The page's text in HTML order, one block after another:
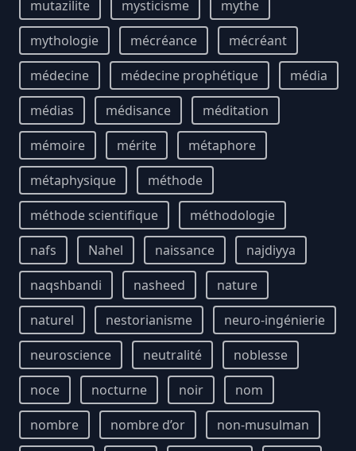
mutazilite
mysticisme
mythe
mythologie
mécréance
mécréant
médecine
médecine prophétique
média
médias
médisance
méditation
mémoire
mérite
métaphore
métaphysique
méthode
méthode scientifique
méthodologie
nafs
Nahel naissance
najdiyya
naqshbandi
nasheed
nature
naturel
nestorianisme
neuro-ingénierie
neuroscience
neutralité
noblesse
noce
nocturne noir
nom
nombre
nombre d’or non-musulman